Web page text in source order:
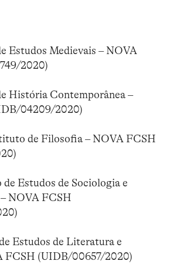
Estudos Medievais – NOVA
2020)
História Contemporânea –
04209/2020)
de Filosofia – NOVA FCSH
Estudos de Sociologia e
NOVA FCSH
Estudos de Literatura e
FCSH (UIDB/00657/2020)